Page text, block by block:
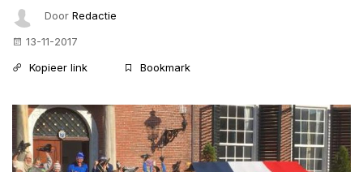
Door Redactie
13-11-2017
Kopieer link
Bookmark